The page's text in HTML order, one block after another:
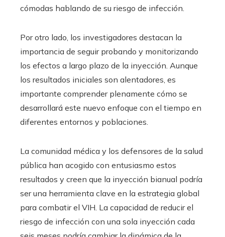
cómodas hablando de su riesgo de infección.
Por otro lado, los investigadores destacan la
importancia de seguir probando y monitorizando
los efectos a largo plazo de la inyección. Aunque
los resultados iniciales son alentadores, es
importante comprender plenamente cómo se
desarrollará este nuevo enfoque con el tiempo en
diferentes entornos y poblaciones.
La comunidad médica y los defensores de la salud
pública han acogido con entusiasmo estos
resultados y creen que la inyección bianual podría
ser una herramienta clave en la estrategia global
para combatir el VIH. La capacidad de reducir el
riesgo de infección con una sola inyección cada